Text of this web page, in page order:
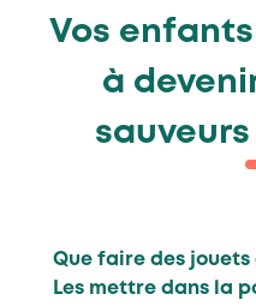
Vos
à
Que faire des jouets
Les mettre dans la